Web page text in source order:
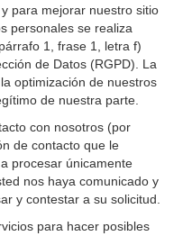
para mejorar nuestro sitio
personales se realiza
1, frase 1, letra f)
de Datos (RGPD). La
optimización de nuestros
de nuestra parte.
con nosotros (por
de contacto que le
procesar únicamente
nos haya comunicado y
y contestar a su solicitud.
para hacer posibles